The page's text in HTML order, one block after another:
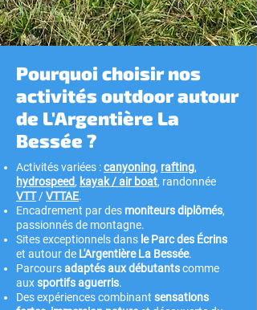
Pourquoi choisir nos
activités outdoor autour
de L'Argentière La
Bessée ?
Activités variées :canyoning, rafting,
hydrospeed, kayak / air boat, randonnée
VTT/VTTAE.
Encadrement par des moniteurs diplômés,
passionnés de montagne.
Sites exceptionnels dans le Parc des Écrins
et autour de L'Argentière La Bessée.
Parcoursadaptés aux débutantscomme
auxsportifs aguerris.
Des expériences combinant sensations